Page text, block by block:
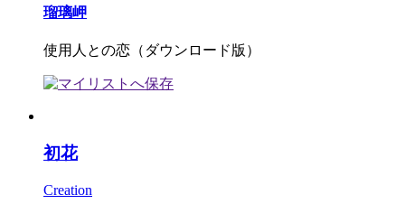
瑠璃岬
使用人との恋（ダウンロード版）
初花
Creation